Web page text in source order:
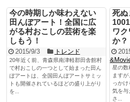
今の時期しか味わえない
田んぼアート！全国に広
がる村おこしの芸術を楽
しもう！
2015/9/3 トレンド
20年近く前、青森県南津軽郡田舎館村
で村おこしの一つとして始まった田ん
ぼアートは、全国田んぼアートサミッ
トも開催されているほどの盛り上がり
を...
死ぬ
ワ
か？
星の数
ます
っかけ
気を与
さ...